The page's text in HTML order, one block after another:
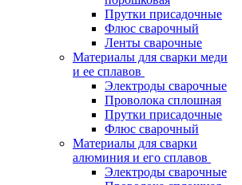
Прутки присадочные
Флюс сварочный
Ленты сварочные
Материалы для сварки меди
и ее сплавов
Электроды сварочные
Проволока сплошная
Прутки присадочные
Флюс сварочный
Материалы для сварки
алюминия и его сплавов
Электроды сварочные